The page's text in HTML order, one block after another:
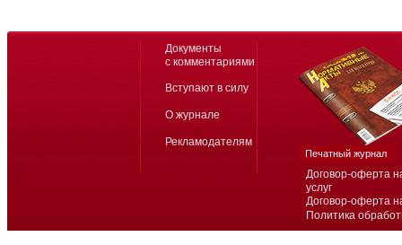
Договор-оферта
услуг
Договор-оферта
Политика
Документы
с комментариями
Вступают в силу
О журнале
Рекламодателям
Печатный журнал